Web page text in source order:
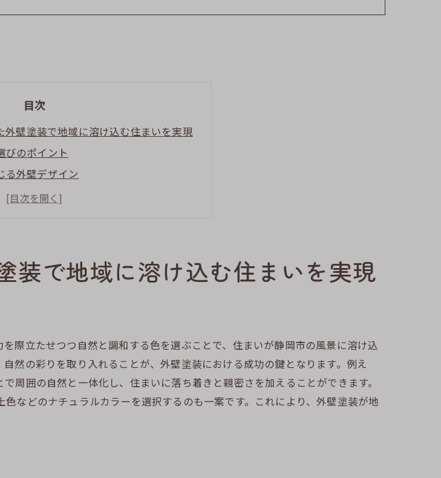
目次
外壁塗装で地域に溶け込む住まいを実現
びのポイント
る外壁デザイン
映したカラーリング
入れた具体的デザイン例
かな風景と調和する秘訣
境への配慮
装の実例
ープと調和するデザイン戦略
自然美を際立たせる方法
り入れた外壁塗装デザインの魅力
壁デザイン
装で地域に溶け込む住まいを実現
際立たせつつ自然と調和する色を選ぶことで、住まいが静岡市の風景に溶け込
然の彩りを取り入れることが、外壁塗装における成功の鍵となります。例え
周囲の自然と一体化し、住まいに落ち着きと親密さを加えることができます。
などのナチュラルカラーを選択するのも一案です。これにより、外壁塗装が地